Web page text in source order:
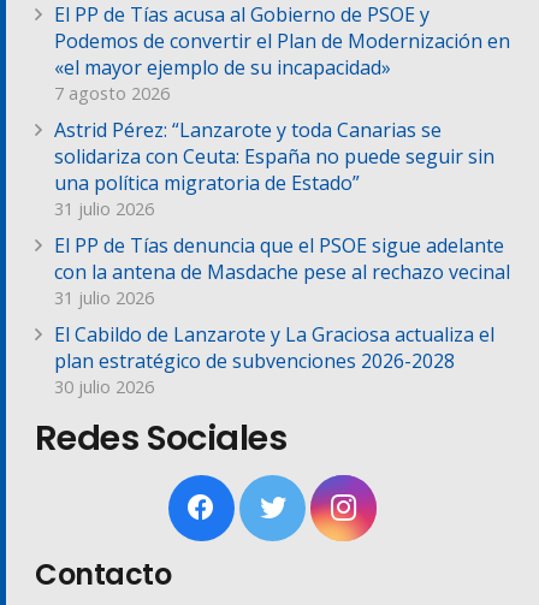
El PP de Tías acusa al Gobierno de PSOE y
Podemos de convertir el Plan de Modernización en
«el mayor ejemplo de su incapacidad»
7 agosto 2026
Astrid Pérez: “Lanzarote y toda Canarias se
solidariza con Ceuta: España no puede seguir sin
una política migratoria de Estado”
31 julio 2026
El PP de Tías denuncia que el PSOE sigue adelante
con la antena de Masdache pese al rechazo vecinal
31 julio 2026
El Cabildo de Lanzarote y La Graciosa actualiza el
plan estratégico de subvenciones 2026-2028
30 julio 2026
Redes Sociales
Contacto